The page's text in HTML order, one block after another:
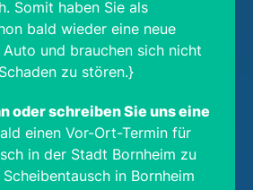
Somit haben Sie als
bald wieder eine neue
und brauchen sich nicht
zu stören.}
oder schreiben Sie uns eine
einen Vor-Ort-Termin für
in der Stadt Bornheim zu
in Bornheim